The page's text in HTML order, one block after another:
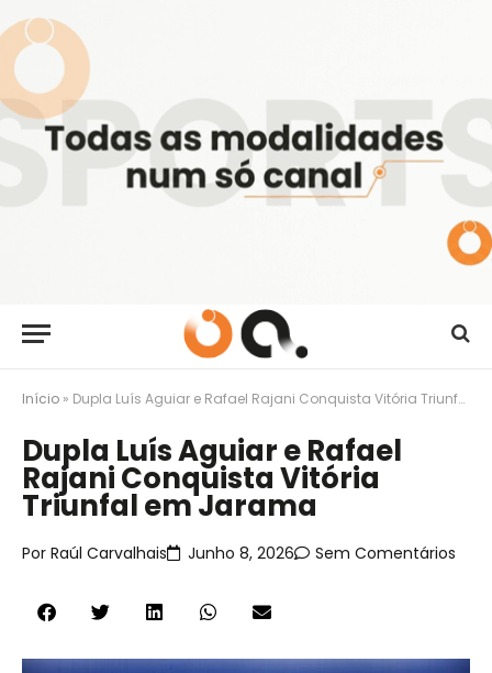
Início » Dupla Luís Aguiar e Rafael Rajani Conquista Vitória Triunfal em Jarama
Dupla Luís Aguiar e Rafael
Rajani Conquista Vitória
Triunfal em Jarama
Por Raúl Carvalhais Junho 8, 2026 Sem Comentários